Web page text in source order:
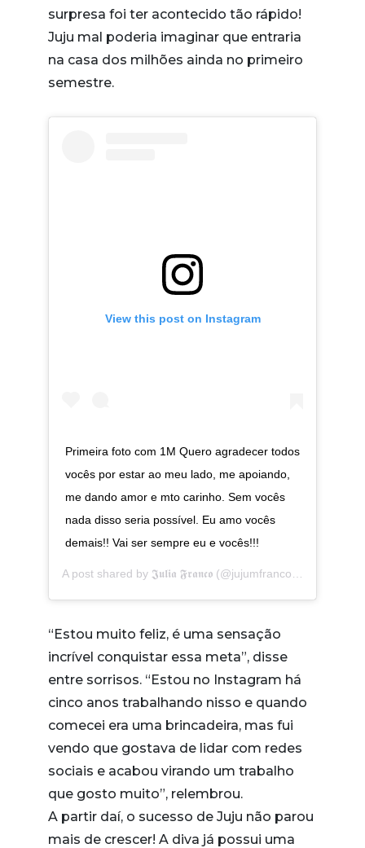
surpresa foi ter acontecido tão rápido!
Juju mal poderia imaginar que entraria
na casa dos milhões ainda no primeiro
semestre.
View this post on Instagram
Primeira foto com 1M Quero agradecer todos
vocês por estar ao meu lado, me apoiando,
me dando amor e mto carinho. Sem vocês
nada disso seria possível. Eu amo vocês
demais!! Vai ser sempre eu e vocês!!!
A post shared by 𝕵𝖚𝖑𝖎𝖆 𝕱𝖗𝖆𝖓𝖈𝖔 (@jujumfranco) on
“Estou muito feliz, é uma sensação
incrível conquistar essa meta”, disse
entre sorrisos. “Estou no Instagram há
cinco anos trabalhando nisso e quando
comecei era uma brincadeira, mas fui
vendo que gostava de lidar com redes
sociais e acabou virando um trabalho
que gosto muito”, relembrou.
A partir daí, o sucesso de Juju não parou
mais de crescer! A diva já possui uma